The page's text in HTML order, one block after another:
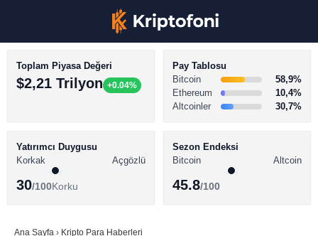
BİTCOİN HABERLERİ
ALTCOİN HABERLERİ
SÖZLÜK
Toplam Piyasa Değeri
$2,21 Trilyon +0.04%
Pay Tablosu
Bitcoin
58,9%
Ethereum
10,4%
Altcoinler
30,7%
Yatırımcı Duygusu
Korkak
Açgözlü
30/100Korku
Sezon Endeksi
Bitcoin
Altcoin
45.8/100
Ana Sayfa › Kripto Para Haberleri